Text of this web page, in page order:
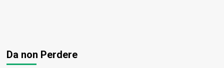
Da non Perdere